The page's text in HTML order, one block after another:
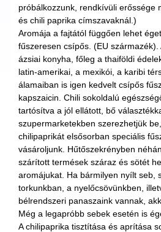
próbálkozzunk, rendkívüli erőssége
és chili paprika címszavaknál.)
Aromája a fajtától függően lehet
fűszeresen csípős. (EU származék).
ázsiai konyha, főleg a thaiföldi
latin-amerikai, a mexikói, a karibi
álamaiban is igen kedvelt csípős
kapszaicin. Chili sokoldalú
tartósítva a jól ellátott, bő
szupermarketekben szerezhetjük
chilipaprikát elsősorban speciális
vásároljunk. Hűtőszekrényben
szárított termések száraz és sötét
aromájukat. Ha bármilyen nyílt seb,
torkunkban, a nyelőcsövünkben,
bélrendszeri panaszaink vannak,
Még a legapróbb sebek esetén is
A chilipaprika tisztítása és aprítása